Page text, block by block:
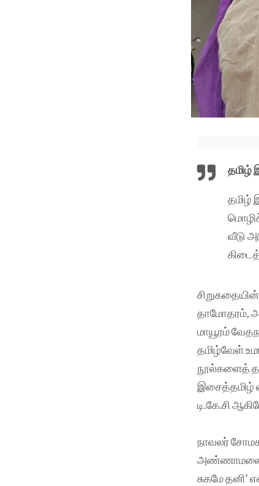
தமிழ்
வீடு
தாமோதரம்,
மாயூரம்
தமிழ்வேள்
நூல்களைத்
இசைத்தமிழ்
டி.கே.சி
நாவலர்
அண்ணாமலைப்
சுகமே தனி’